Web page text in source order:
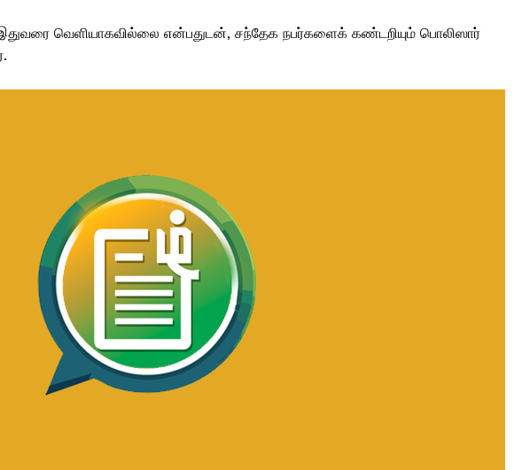
வெளியாகவில்லை என்பதுடன், சந்தேக நபர்களைக் கண்டறியும் பொலிஸார்